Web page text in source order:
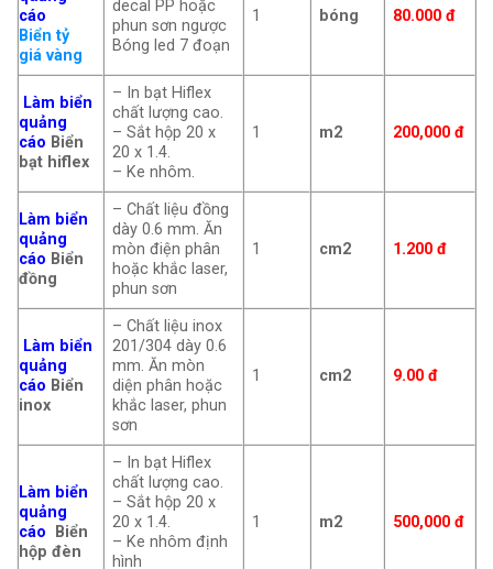
cáo
Biển tỷ
giá vàng
decal PP hoặc
phun sơn ngược
Bóng led 7 đoạn
1 bóng 80.000 đ
Làm biển
quảng
cáo Biển
bạt hiflex
– In bạt Hiflex
chất lượng cao.
– Sắt hộp 20 x
20 x 1.4.
– Ke nhôm.
1 m2 200,000 đ
Làm biển
quảng
cáo Biển
đồng
– Chất liệu đồng
dày 0.6 mm. Ăn
mòn điện phân
hoặc khắc laser,
phun sơn
1 cm2 1.200 đ
Làm biển
quảng
cáo Biển
inox
– Chất liệu inox
201/304 dày 0.6
mm. Ăn mòn
diện phân hoặc
khắc laser, phun
sơn
1 cm2 9.00 đ
Làm biển
quảng
cáo
Biển
hộp đèn
– In bạt Hiflex
chất lượng cao.
– Sắt hộp 20 x
20 x 1.4.
– Ke nhôm định
hình
1 m2 500,000 đ